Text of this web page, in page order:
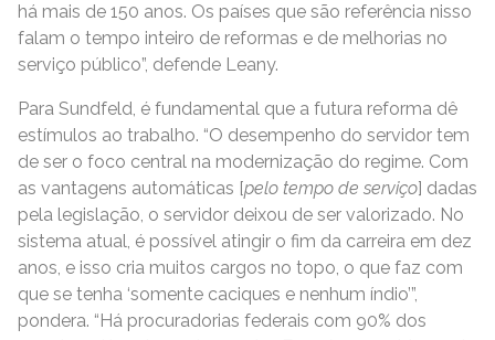
há mais de 150 anos. Os países que são referência nisso
falam o tempo inteiro de reformas e de melhorias no
serviço público”, defende Leany.
Para Sundfeld, é fundamental que a futura reforma dê
estímulos ao trabalho. “O desempenho do servidor tem
de ser o foco central na modernização do regime. Com
as vantagens automáticas [pelo tempo de serviço] dadas
pela legislação, o servidor deixou de ser valorizado. No
sistema atual, é possível atingir o fim da carreira em dez
anos, e isso cria muitos cargos no topo, o que faz com
que se tenha ‘somente caciques e nenhum índio’”,
pondera. “Há procuradorias federais com 90% dos